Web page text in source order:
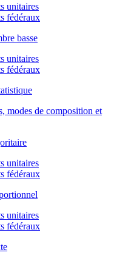
unitaires
fédéraux
basse
unitaires
fédéraux
modes de composition et
unitaires
fédéraux
unitaires
fédéraux